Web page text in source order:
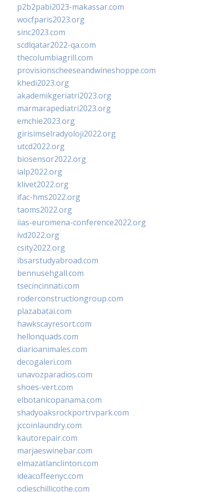
p2b2pabi2023-makassar.com
wocfparis2023.org
sinc2023.com
scdlqatar2022-qa.com
thecolumbiagrill.com
provisionscheeseandwineshoppe.com
khedi2023.org
akademikgeriatri2023.org
marmarapediatri2023.org
emchie2023.org
girisimselradyoloji2022.org
utcd2022.org
biosensor2022.org
ialp2022.org
klivet2022.org
ifac-hms2022.org
taoms2022.org
iias-euromena-conference2022.org
ivd2022.org
csity2022.org
ibsarstudyabroad.com
bennusehgall.com
tsecincinnati.com
roderconstructiongroup.com
plazabatai.com
hawkscayresort.com
hellonquads.com
diarioanimales.com
decogaleri.com
unavozparadios.com
shoes-vert.com
elbotanicopanama.com
shadyoaksrockportrvpark.com
jccoinlaundry.com
kautorepair.com
marjaeswinebar.com
elmazatlanclinton.com
ideacoffeenyc.com
odieschillicothe.com